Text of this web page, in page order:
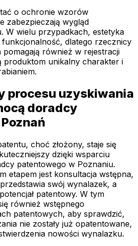
o ochronie wzorów
zabezpieczają wygląd
W wielu przypadkach, estetyka
dlatego rzecznicy
również w rejestracji
produktom unikalny charakter i
procesu uzyskiwania
doradcy
choć złożony, staje się
dzięki wsparciu
patentowego w Poznaniu.
etapem jest konsultacja wstępna,
swój wynalazek, a
patentowy. W tym
również wstępnego
patentowych, aby sprawdzić,
nie zostały już opatentowane,
nowości wynalazku.